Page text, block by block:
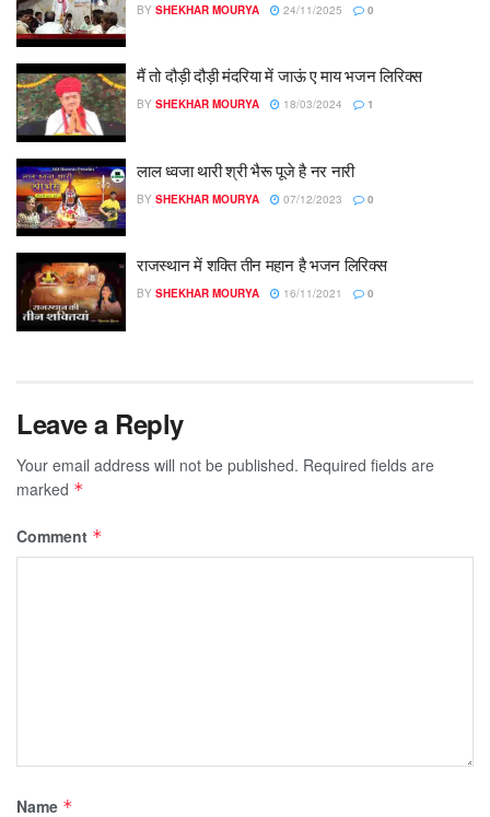
BY SHEKHAR MOURYA 24/11/2025 0
मैं तो दौड़ी दौड़ी मंदरिया में जाऊं ए माय भजन लिरिक्स
BY SHEKHAR MOURYA 18/03/2024 1
लाल ध्वजा थारी श्री भैरू पूजे है नर नारी
BY SHEKHAR MOURYA 07/12/2023 0
राजस्थान में शक्ति तीन महान है भजन लिरिक्स
BY SHEKHAR MOURYA 16/11/2021 0
Leave a Reply
Your email address will not be published. Required fields are
marked *
Comment *
Name *